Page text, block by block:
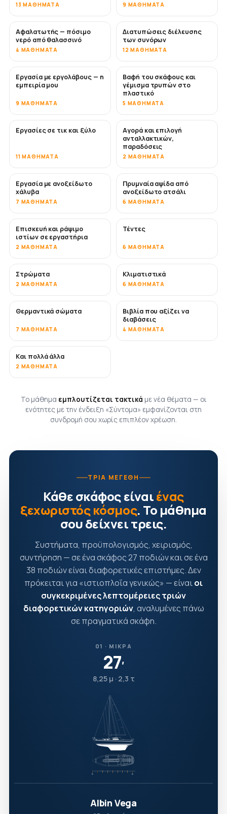
13 ΜΑΘΉΜΑΤΑ 9 ΜΑΘΉΜΑΤΑ
ΣΎΝΤΟΜΑ
Αφαλατωτής — πόσιμο
νερό από θαλασσινό
4 ΜΑΘΉΜΑΤΑ
Διατυπώσεις διέλευσης
των συνόρων
12 ΜΑΘΉΜΑΤΑ
ΣΎΝΤΟΜΑ
Εργασία με εργολάβους — η
εμπειρία μου
9 ΜΑΘΉΜΑΤΑ
ΣΎΝΤΟΜΑ
Βαφή του σκάφους και
γέμισμα τρυπών στο
πλαστικό
5 ΜΑΘΉΜΑΤΑ
Εργασίες σε τικ και ξύλο
11 ΜΑΘΉΜΑΤΑ
ΣΎΝΤΟΜΑ
Αγορά και επιλογή
ανταλλακτικών,
παραδόσεις
2 ΜΑΘΉΜΑΤΑ
ΣΎΝΤΟΜΑ
Εργασία με ανοξείδωτο
χάλυβα
7 ΜΑΘΉΜΑΤΑ
Πρυμναία αψίδα από
ανοξείδωτο ατσάλι
6 ΜΑΘΉΜΑΤΑ
ΣΎΝΤΟΜΑ
Επισκευή και ράψιμο
ιστίων σε εργαστήρια
2 ΜΑΘΉΜΑΤΑ
Τέντες
6 ΜΑΘΉΜΑΤΑ
Στρώματα
2 ΜΑΘΉΜΑΤΑ
ΣΎΝΤΟΜΑ
Κλιματιστικά
6 ΜΑΘΉΜΑΤΑ
ΣΎΝΤΟΜΑ
Θερμαντικά σώματα
7 ΜΑΘΉΜΑΤΑ
ΣΎΝΤΟΜΑ
Βιβλία που αξίζει να
διαβάσεις
4 ΜΑΘΉΜΑΤΑ
ΣΎΝΤΟΜΑ
Και πολλά άλλα
2 ΜΑΘΉΜΑΤΑ
Το μάθημα εμπλουτίζεται τακτικά με νέα θέματα — οι
ενότητες με την ένδειξη «Σύντομα» εμφανίζονται στη
συνδρομή σου χωρίς επιπλέον χρέωση.
ΤΡΊΑ ΜΕΓΈΘΗ
Κάθε σκάφος είναιένας
ξεχωριστός κόσμος. Το μάθημα
σου δείχνει τρεις.
Συστήματα, προϋπολογισμός, χειρισμός,
συντήρηση — σε ένα σκάφος 27 ποδιών και σε ένα
38 ποδιών είναι διαφορετικές επιστήμες. Δεν
πρόκειται για «ιστιοπλοΐα γενικώς» — είναιοι
συγκεκριμένες λεπτομέρειες τριών
διαφορετικών κατηγοριών, αναλυμένες πάνω
σε πραγματικά σκάφη.
01 · ΜΙΚΡΆ
27′
8,25 μ · 2,3 τ
Albin Vega